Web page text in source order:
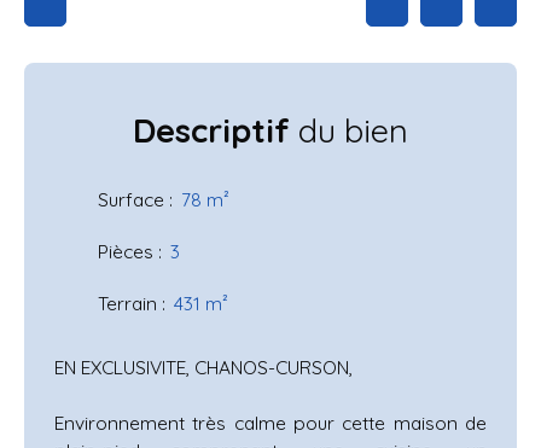
Descriptif du bien
Surface : 78 m²
Pièces : 3
Terrain : 431 m²
EN EXCLUSIVITE, CHANOS-CURSON,
Environnement très calme pour cette maison de